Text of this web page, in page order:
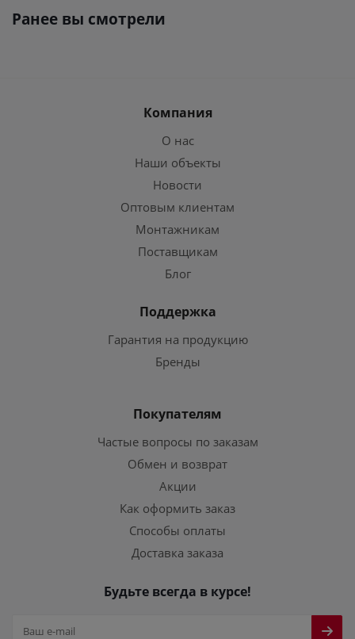
Ранее вы смотрели
Компания
О нас
Наши объекты
Новости
Оптовым клиентам
Монтажникам
Поставщикам
Блог
Поддержка
Гарантия на продукцию
Бренды
Покупателям
Частые вопросы по заказам
Обмен и возврат
Акции
Как оформить заказ
Способы оплаты
Доставка заказа
Будьте всегда в курсе!